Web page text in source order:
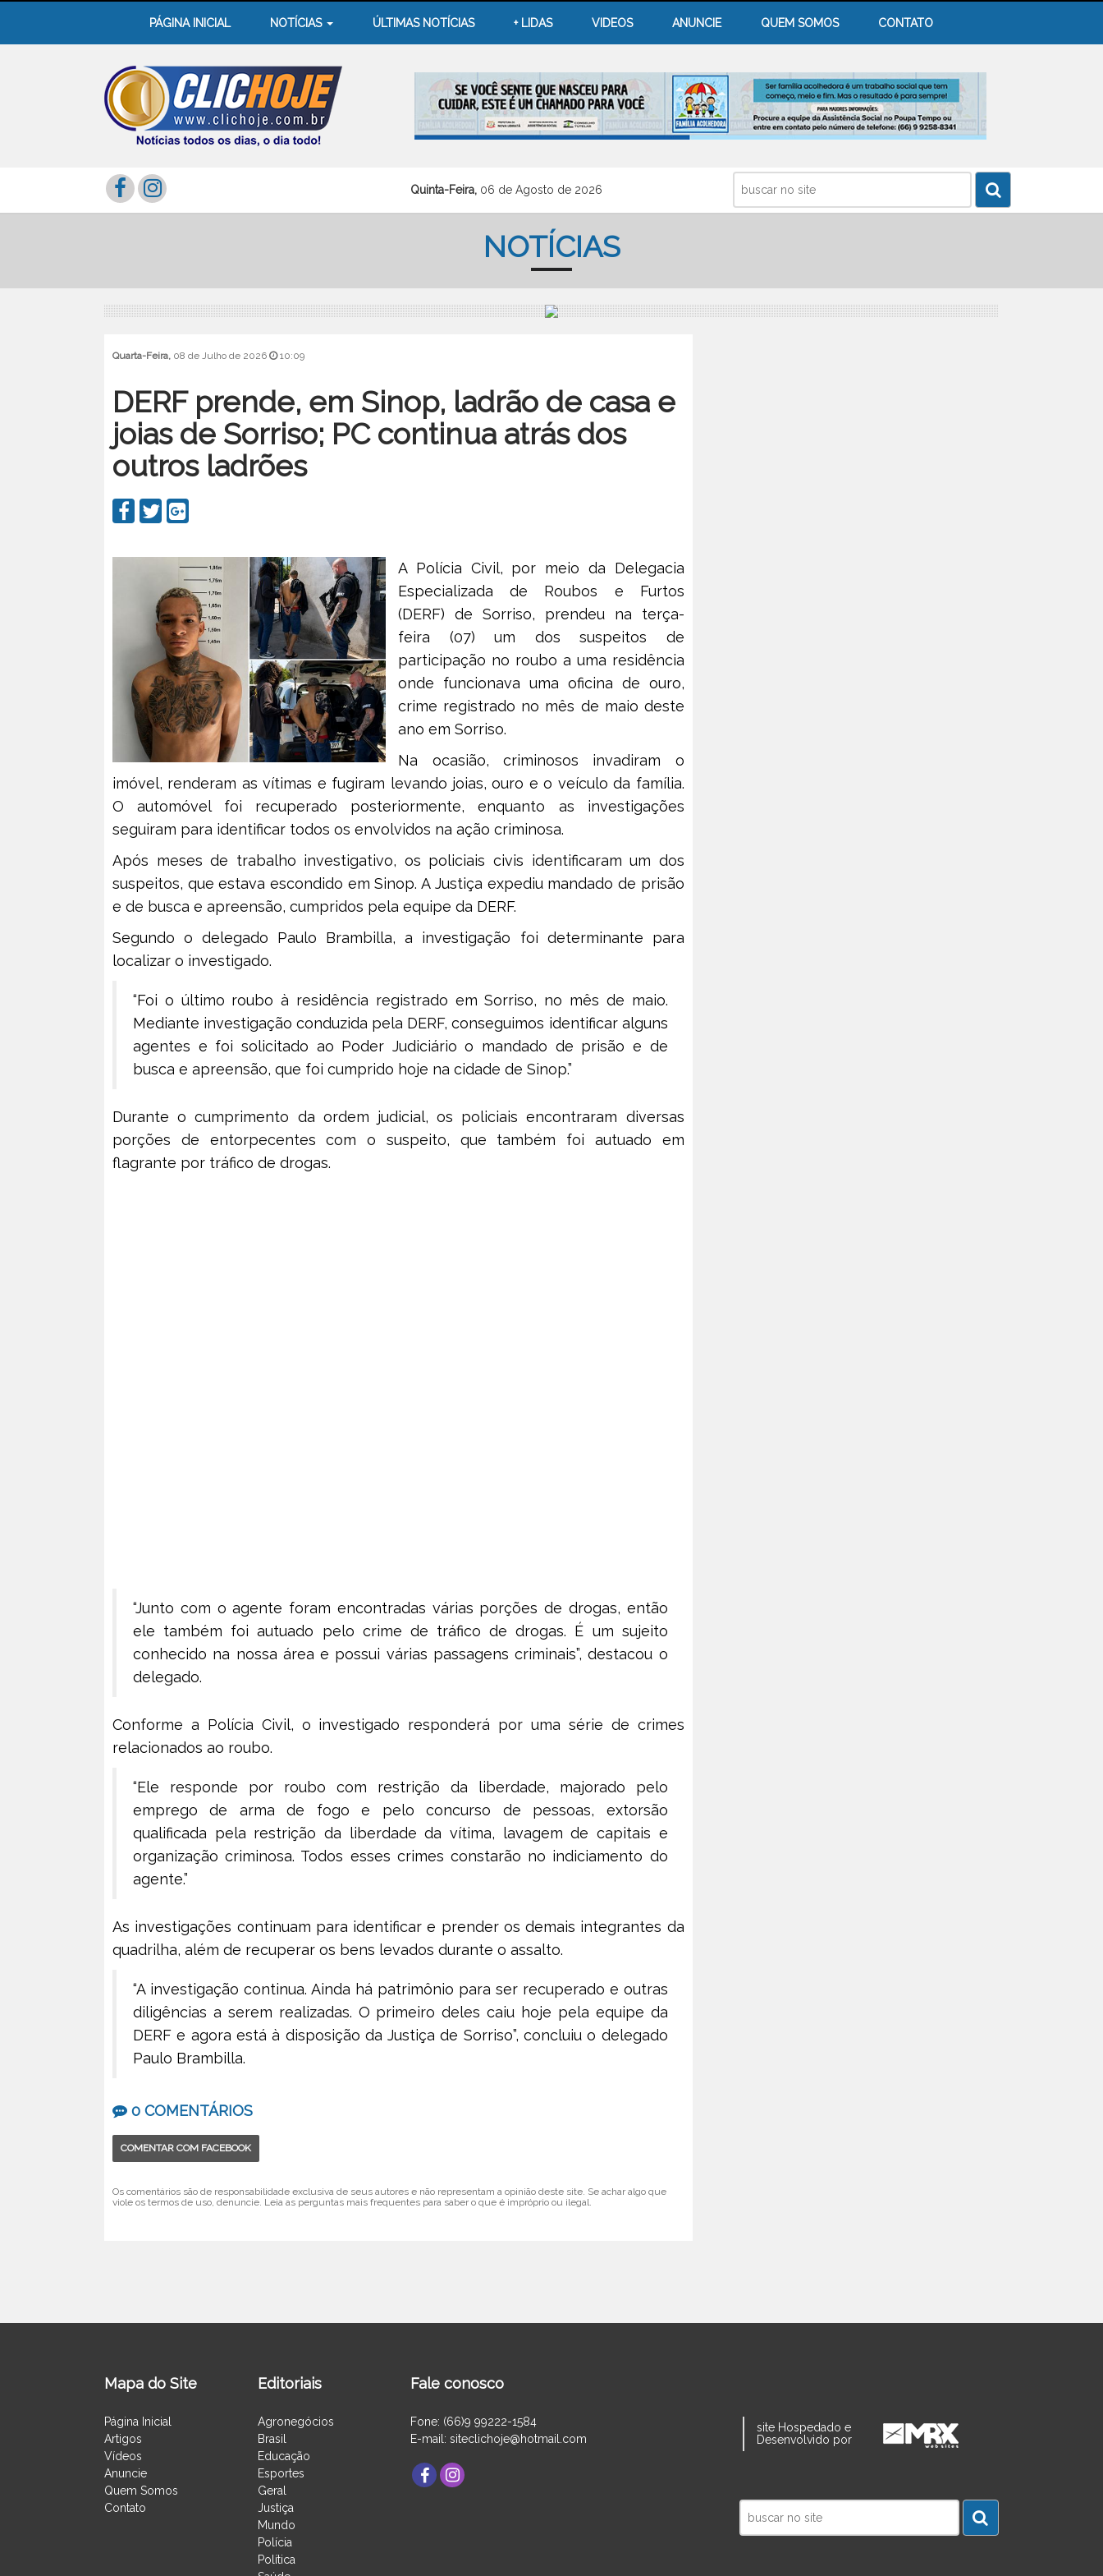
PÁGINA INICIAL NOTÍCIAS ÚLTIMAS NOTÍCIAS + LIDAS VIDEOS ANUNCIE QUEM SOMOS CONTATO
Quinta-Feira, 06 de Agosto de 2026
NOTÍCIAS
Quarta-Feira, 08 de Julho de 2026 10:09
DERF prende, em Sinop, ladrão de casa e
joias de Sorriso; PC continua atrás dos
outros ladrões
A Polícia Civil, por meio da Delegacia
Especializada de Roubos e Furtos
(DERF) de Sorriso, prendeu na terça-
feira (07) um dos suspeitos de
participação no roubo a uma residência
onde funcionava uma oficina de ouro,
crime registrado no mês de maio deste
ano em Sorriso.
Na ocasião, criminosos invadiram o
imóvel, renderam as vítimas e fugiram levando joias, ouro e o veículo da família.
O automóvel foi recuperado posteriormente, enquanto as investigações
seguiram para identificar todos os envolvidos na ação criminosa.
Após meses de trabalho investigativo, os policiais civis identificaram um dos
suspeitos, que estava escondido em Sinop. A Justiça expediu mandado de prisão
e de busca e apreensão, cumpridos pela equipe da DERF.
Segundo o delegado Paulo Brambilla, a investigação foi determinante para
localizar o investigado.
“Foi o último roubo à residência registrado em Sorriso, no mês de maio.
Mediante investigação conduzida pela DERF, conseguimos identificar alguns
agentes e foi solicitado ao Poder Judiciário o mandado de prisão e de
busca e apreensão, que foi cumprido hoje na cidade de Sinop.”
Durante o cumprimento da ordem judicial, os policiais encontraram diversas
porções de entorpecentes com o suspeito, que também foi autuado em
flagrante por tráfico de drogas.
“Junto com o agente foram encontradas várias porções de drogas, então
ele também foi autuado pelo crime de tráfico de drogas. É um sujeito
conhecido na nossa área e possui várias passagens criminais”, destacou o
delegado.
Conforme a Polícia Civil, o investigado responderá por uma série de crimes
relacionados ao roubo.
“Ele responde por roubo com restrição da liberdade, majorado pelo
emprego de arma de fogo e pelo concurso de pessoas, extorsão
qualificada pela restrição da liberdade da vítima, lavagem de capitais e
organização criminosa. Todos esses crimes constarão no indiciamento do
agente.”
As investigações continuam para identificar e prender os demais integrantes da
quadrilha, além de recuperar os bens levados durante o assalto.
“A investigação continua. Ainda há patrimônio para ser recuperado e outras
diligências a serem realizadas. O primeiro deles caiu hoje pela equipe da
DERF e agora está à disposição da Justiça de Sorriso”, concluiu o delegado
Paulo Brambilla.
0 COMENTÁRIOS
COMENTAR COM FACEBOOK
Os comentários são de responsabilidade exclusiva de seus autores e não representam a opinião deste site. Se achar algo que
viole os termos de uso, denuncie. Leia as perguntas mais frequentes para saber o que é impróprio ou ilegal.
Mapa do Site
Página Inicial
Artigos
Vídeos
Anuncie
Quem Somos
Contato
Editoriais
Agronegócios
Brasil
Educação
Esportes
Geral
Justiça
Mundo
Polícia
Política
Fale conosco
Fone: (66)9 99222-1584
E-mail: siteclichoje@hotmail.com
site Hospedado e
Desenvolvido por